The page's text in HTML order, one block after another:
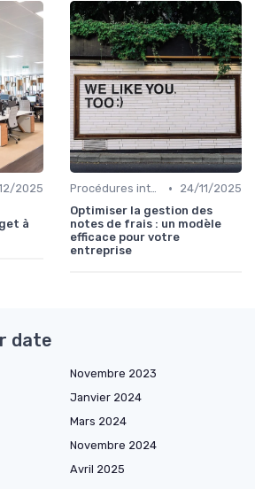
2025
à
Procédures internes •
24/11/2025
Optimiser la gestion des
notes de frais : un modèle
efficace pour votre
entreprise
date
Novembre 2023
Janvier 2024
Mars 2024
Novembre 2024
Avril 2025